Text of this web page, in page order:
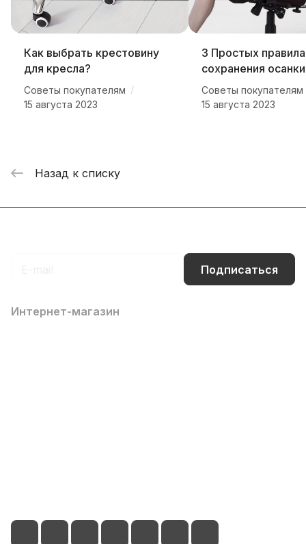
Как выбрать крестовину
для кресла?
Советы покупателям /
15 августа 2023
3 Простых правила
сохранения осанки
Советы покупателям
15 августа 2023
Назад к списку
Подписаться
Интернет-магазин